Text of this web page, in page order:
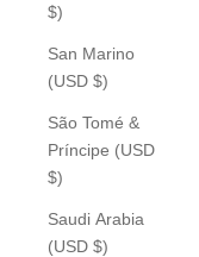
$)
San Marino
(USD $)
São Tomé &
Príncipe (USD
$)
Saudi Arabia
(USD $)